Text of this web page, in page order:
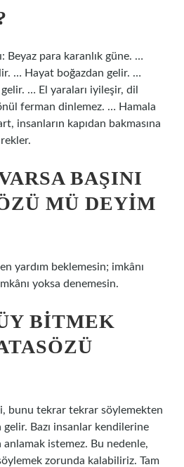
Beyaz para karanlık güne. …
… Hayat boğazdan gelir. …
… El yaraları iyileşir, dil
ferman dinlemez. … Hamala
insanların kapıdan bakmasına
BAŞINI
MÜ DEYIM
yardım beklemesin; imkânı
yoksa denemesin.
BITMEK
bunu tekrar tekrar söylemekten
Bazı insanlar kendilerine
istemez. Bu nedenle,
zorunda kalabiliriz. Tam